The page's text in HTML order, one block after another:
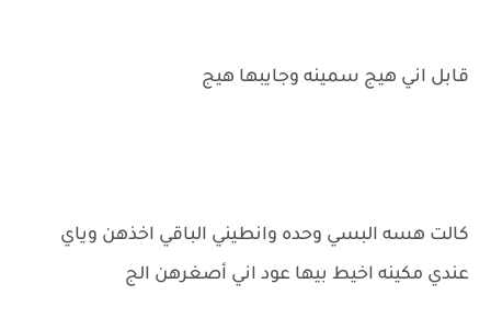
قابل اني هيج سمينه وجايبها هيج
كالت هسه البسي وحده وانطيني الباقي اخذهن وياي
عندي مكينه اخيط بيها عود اني أصغرهن الج